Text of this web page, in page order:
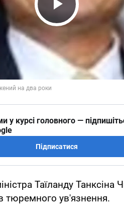
Play
у курсі головного —
Підписатися
Таїланду Танксіна
тюремного ув'язнення.